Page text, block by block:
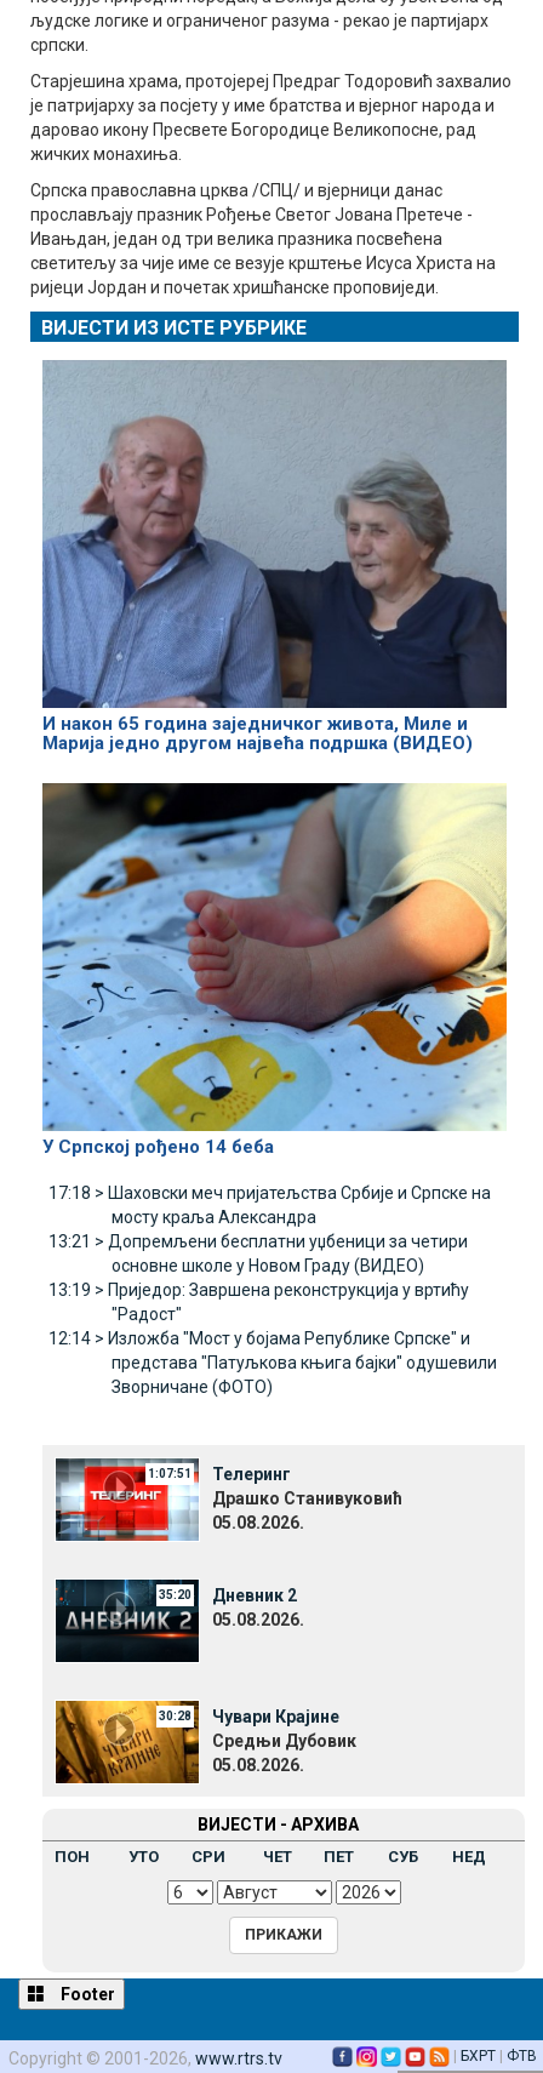
људске логике и ограниченог разума - рекао је партијарх
српски.
Старјешина храма, протојереј Предраг Тодоровић захвалио
је патријарху за посјету у име братства и вјерног народа и
даровао икону Пресвете Богородице Великопосне, рад
жичких монахиња.
Српска православна црква /СПЦ/ и вјерници данас
прослављају празник Рођење Светог Јована Претече -
Ивањдан, један од три велика празника посвећена
светитељу за чије име се везује крштење Исуса Христа на
ријеци Јордан и почетак хришћанске проповиједи.
ВИЈЕСТИ ИЗ ИСТЕ РУБРИКЕ
И након 65 година заједничког живота, Миле и
Марија једно другом највећа подршка (ВИДЕО)
У Српској рођено 14 беба
17:18 > Шаховски меч пријатељства Србије и Српске на
мосту краља Александра
13:21 > Допремљени бесплатни уџбеници за четири
основне школе у Новом Граду (ВИДЕО)
13:19 > Приједор: Завршена реконструкција у вртићу
"Радост"
12:14 > Изложба "Мост у бојама Републике Српске" и
представа "Патуљкова књига бајки" одушевили
Зворничане (ФОТО)
1:07:51
Телеринг
Драшко Станивуковић
05.08.2026.
35:20
Дневник 2
05.08.2026.
30:28
Чувари Крајине
Средњи Дубовик
05.08.2026.
ВИЈЕСТИ - АРХИВА
ПОН УТО СРИ ЧЕТ ПЕТ СУБ НЕД
Footer
Copyright © 2001-2026, www.rtrs.tv | БХРТ | ФТВ